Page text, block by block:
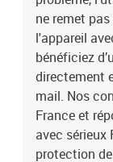
ne remet
l'appareil
bénéficiez
directement
mail. Nos
France et
avec sérieux
protection